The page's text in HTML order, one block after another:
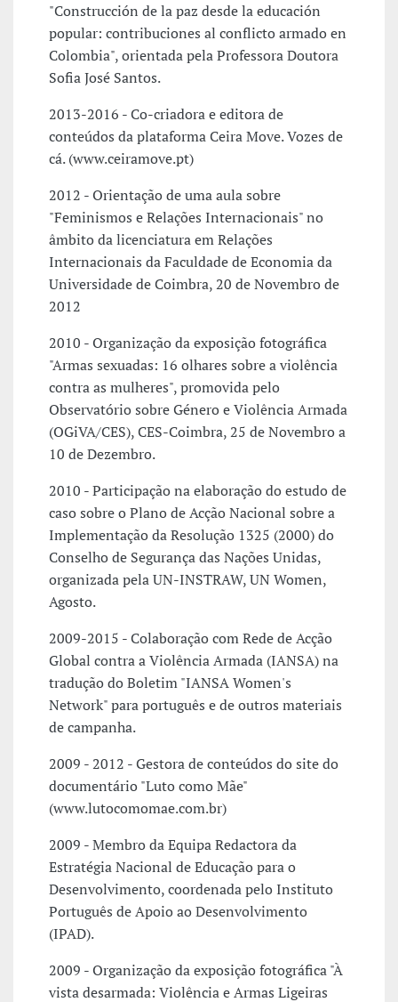
"Construcción de la paz desde la educación
popular: contribuciones al conflicto armado en
Colombia", orientada pela Professora Doutora
Sofia José Santos.
2013-2016 - Co-criadora e editora de
conteúdos da plataforma Ceira Move. Vozes de
cá. (www.ceiramove.pt)
2012 - Orientação de uma aula sobre
"Feminismos e Relações Internacionais" no
âmbito da licenciatura em Relações
Internacionais da Faculdade de Economia da
Universidade de Coimbra, 20 de Novembro de
2012
2010 - Organização da exposição fotográfica
"Armas sexuadas: 16 olhares sobre a violência
contra as mulheres", promovida pelo
Observatório sobre Género e Violência Armada
(OGiVA/CES), CES-Coimbra, 25 de Novembro a
10 de Dezembro.
2010 - Participação na elaboração do estudo de
caso sobre o Plano de Acção Nacional sobre a
Implementação da Resolução 1325 (2000) do
Conselho de Segurança das Nações Unidas,
organizada pela UN-INSTRAW, UN Women,
Agosto.
2009-2015 - Colaboração com Rede de Acção
Global contra a Violência Armada (IANSA) na
tradução do Boletim "IANSA Women's
Network" para português e de outros materiais
de campanha.
2009 - 2012 - Gestora de conteúdos do site do
documentário "Luto como Mãe"
(www.lutocomomae.com.br)
2009 - Membro da Equipa Redactora da
Estratégia Nacional de Educação para o
Desenvolvimento, coordenada pelo Instituto
Português de Apoio ao Desenvolvimento
(IPAD).
2009 - Organização da exposição fotográfica "À
vista desarmada: Violência e Armas Ligeiras